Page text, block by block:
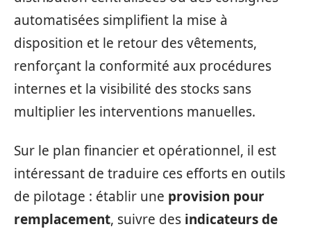
automatisées simplifient la mise à
disposition et le retour des vêtements,
renforçant la conformité aux procédures
internes et la visibilité des stocks sans
multiplier les interventions manuelles.
Sur le plan financier et opérationnel, il est
intéressant de traduire ces efforts en outils
de pilotage : établir une provision pour
remplacement, suivre des indicateurs de